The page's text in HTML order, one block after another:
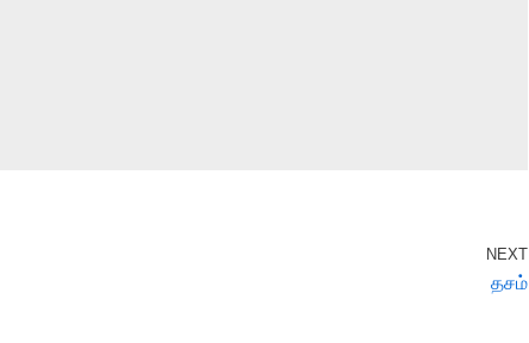
NEXT
தசம்